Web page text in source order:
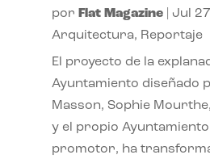
por Flat Magazine| Jul
Arquitectura, Reportaje
El proyecto de la
Ayuntamiento diseñado
Masson, Sophie
y el propio
promotor, ha